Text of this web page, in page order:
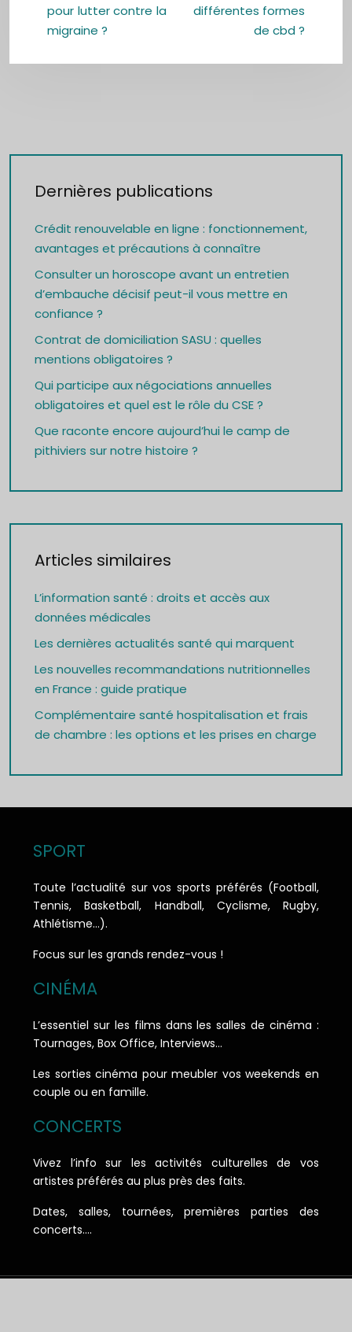
pour lutter contre la
migraine ?
différentes formes
de cbd ?
Dernières publications
Crédit renouvelable en ligne : fonctionnement,
avantages et précautions à connaître
Consulter un horoscope avant un entretien
d’embauche décisif peut-il vous mettre en
confiance ?
Contrat de domiciliation SASU : quelles
mentions obligatoires ?
Qui participe aux négociations annuelles
obligatoires et quel est le rôle du CSE ?
Que raconte encore aujourd’hui le camp de
pithiviers sur notre histoire ?
Articles similaires
L’information santé : droits et accès aux
données médicales
Les dernières actualités santé qui marquent
Les nouvelles recommandations nutritionnelles
en France : guide pratique
Complémentaire santé hospitalisation et frais
de chambre : les options et les prises en charge
SPORT
Toute l’actualité sur vos sports préférés (Football,
Tennis, Basketball, Handball, Cyclisme, Rugby,
Athlétisme…).
Focus sur les grands rendez-vous !
CINÉMA
L’essentiel sur les films dans les salles de cinéma :
Tournages, Box Office, Interviews…
Les sorties cinéma pour meubler vos weekends en
couple ou en famille.
CONCERTS
Vivez l’info sur les activités culturelles de vos
artistes préférés au plus près des faits.
Dates, salles, tournées, premières parties des
concerts….